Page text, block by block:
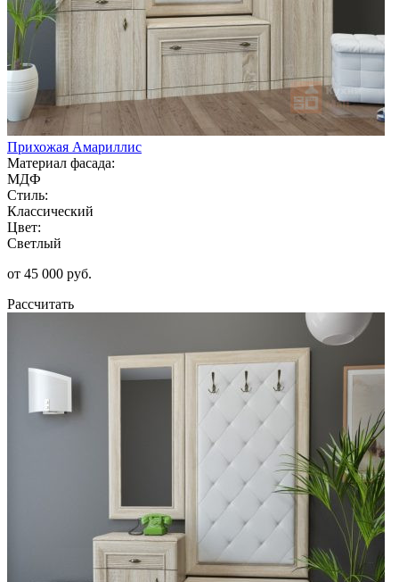
Прихожая Амариллис
Материал фасада:
МДФ
Стиль:
Классический
Цвет:
Светлый
от 45 000 руб.
Рассчитать